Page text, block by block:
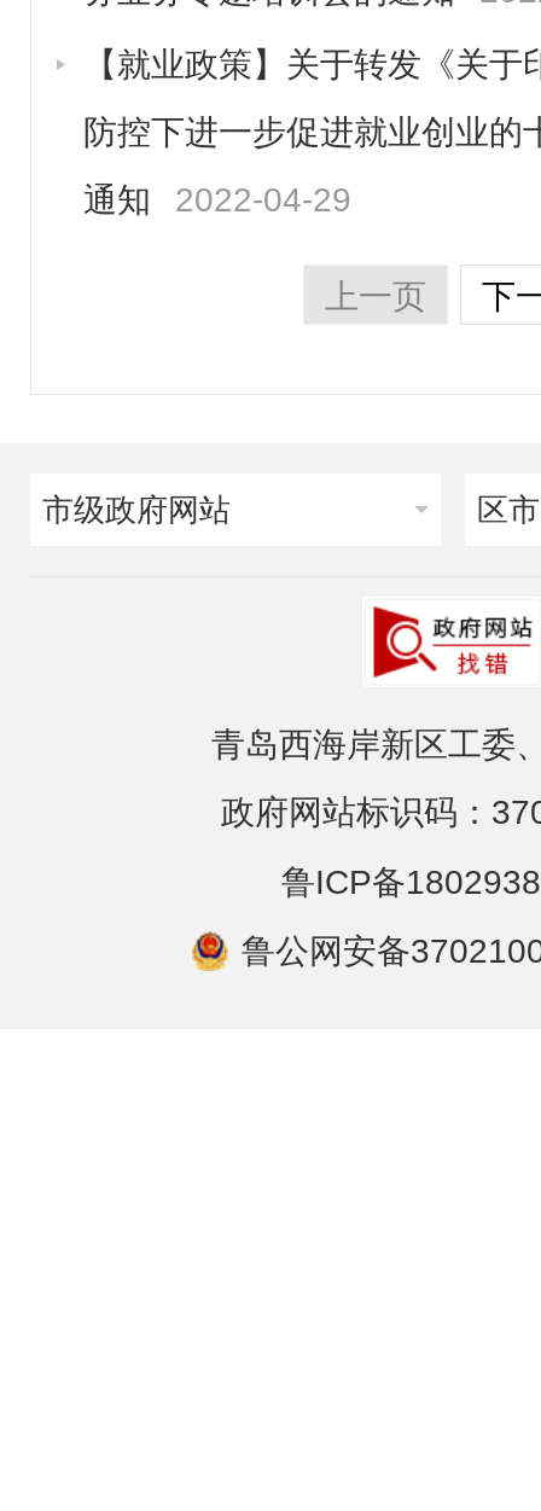
【就业政策】关于转发《关
防控下进一步促进就业创业的
通知
2022-04-29
上一页 下
市级政府网站 区
青岛西海岸新区工委
政府网站标识码：
鲁ICP备
鲁公网安备